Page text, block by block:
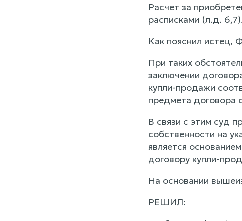
Расчет за
расписками (л.д.
Как пояснил истец,
При таких
заключении
купли-продажи
предмета договора
В связи с этим суд
собственности на
является
договору купли-
На основании
РЕШИЛ: